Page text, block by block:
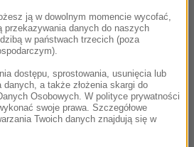
się z rozstawioną z
Jeliną Switoliną. To będzie ich
wszystkie dotychczasowe
Drugą parę tworzą Brytyjka
i Amerykanka Madison Keys
ją w dowolnym momencie wycofać,
przekazywania danych do naszych
w państwach trzecich (poza
dostępu, sprostowania, usunięcia lub
danych, a także złożenia skargi do
Osobowych. W polityce prywatności
swoje prawa. Szczegółowe
Twoich danych znajdują się w